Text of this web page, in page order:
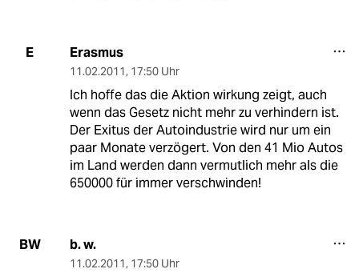
E Erasmus
11.02.2011, 17:50 Uhr
Ich hoffe das die Aktion wirkung zeigt, auch
wenn das Gesetz nicht mehr zu verhindern ist.
Der Exitus der Autoindustrie wird nur um ein
paar Monate verzögert. Von den 41 Mio Autos
im Land werden dann vermutlich mehr als die
650000 für immer verschwinden!
BW b. w.
11.02.2011, 17:50 Uhr